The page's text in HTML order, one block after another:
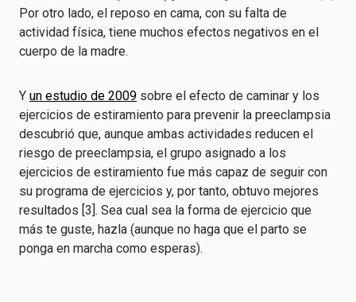
Por otro lado, el reposo en cama, con su falta de
actividad física, tiene muchos efectos negativos en el
cuerpo de la madre.
Y un estudio de 2009 sobre el efecto de caminar y los
ejercicios de estiramiento para prevenir la preeclampsia
descubrió que, aunque ambas actividades reducen el
riesgo de preeclampsia, el grupo asignado a los
ejercicios de estiramiento fue más capaz de seguir con
su programa de ejercicios y, por tanto, obtuvo mejores
resultados [3]. Sea cual sea la forma de ejercicio que
más te guste, hazla (aunque no haga que el parto se
ponga en marcha como esperas).